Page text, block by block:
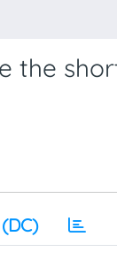
the